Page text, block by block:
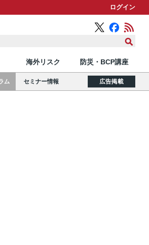
ログイン
海外リスク 防災・BCP講座
ム セミナー情報 広告掲載